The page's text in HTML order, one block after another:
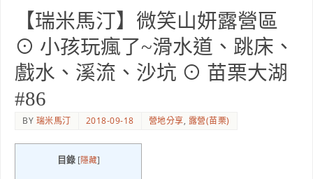
【瑞米馬汀】微笑山妍露營區
⊙ 小孩玩瘋了~滑水道、跳床、
戲水、溪流、沙坑 ⊙ 苗栗大湖
#86
BY 瑞米馬汀 2018-09-18 營地分享, 露營(苗栗)
目錄 [隱藏]